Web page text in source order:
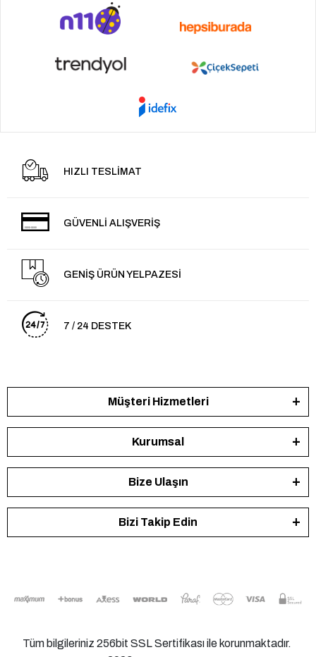
HIZLI TESLİMAT
GÜVENLİ ALIŞVERİŞ
GENİŞ ÜRÜN YELPAZESİ
7 / 24 DESTEK
Müşteri Hizmetleri
Kurumsal
Bize Ulaşın
Bizi Takip Edin
Tüm bilgileriniz 256bit SSL Sertifikası ile korunmaktadır.